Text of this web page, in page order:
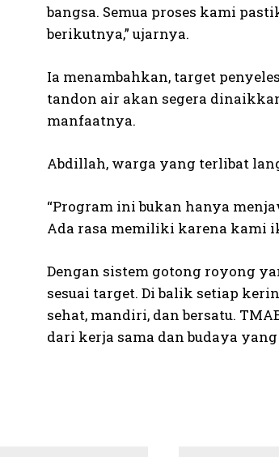
bangsa. Semua proses kami
berikutnya,” ujarnya.
Ia menambahkan, target
tandon air akan segera
manfaatnya.
Abdillah, warga yang terlibat
“Program ini bukan hanya
Ada rasa memiliki karena kami
Dengan sistem gotong royong
sesuai target. Di balik setiap
sehat, mandiri, dan bersatu.
dari kerja sama dan budaya